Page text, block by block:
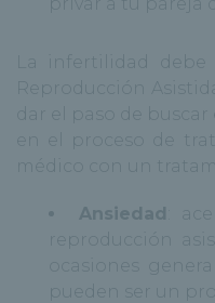
La infertilidad
Reproducción
dar el paso de
en el proceso de
médico con un
Ansiedad
:
reproducción
ocasiones
pueden ser un